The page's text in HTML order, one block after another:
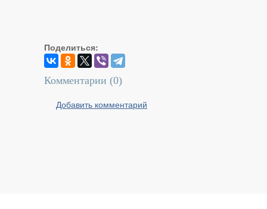
Поделиться:
Комментарии (0)
Добавить комментарий